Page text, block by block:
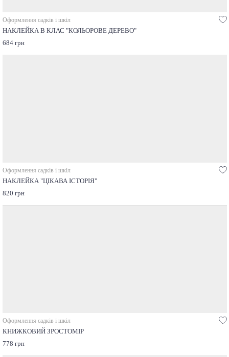
Оформлення садків і шкіл
НАКЛЕЙКА В КЛАС "КОЛЬОРОВЕ ДЕРЕВО"
684 грн
Оформлення садків і шкіл
НАКЛЕЙКА "ЦІКАВА ІСТОРІЯ"
820 грн
Оформлення садків і шкіл
КНИЖКОВИЙ ЗРОСТОМІР
778 грн